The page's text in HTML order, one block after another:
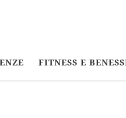
FITNESS E